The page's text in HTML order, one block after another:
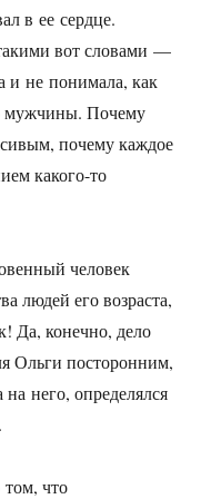
в ее сердце.
вот словами —
и не понимала, как
мужчины. Почему
почему каждое
какого-то
человек
людей его возраста,
Да, конечно, дело
Ольги посторонним,
него, определялся
том, что